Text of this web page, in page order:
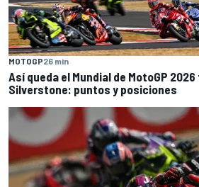
MOTOGP26 min
Así queda el Mundial de MotoGP
Silverstone: puntos y posiciones